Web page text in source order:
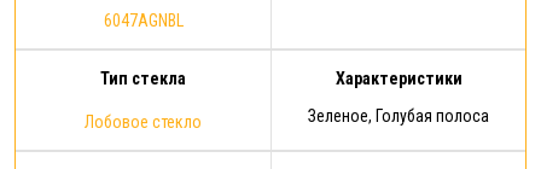
6047AGNBL
Тип стекла
Лобовое стекло
Характеристики
Зеленое, Голубая полоса